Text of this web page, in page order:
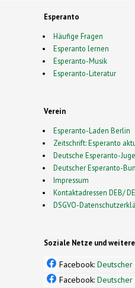
Esperanto
Häufige Fragen
Esperanto lernen
Esperanto-Musik
Esperanto-Literatur
Verein
Esperanto-Laden Berlin
Zeitschrift: Esperanto
Deutsche Esperanto-
Deutscher Esperanto-
Impressum
Kontaktadressen DEB/
DSGVO-
Soziale Netze und
Facebook: Deutscher
Facebook: Deutscher